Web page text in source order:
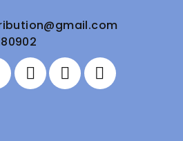
@gmail.com